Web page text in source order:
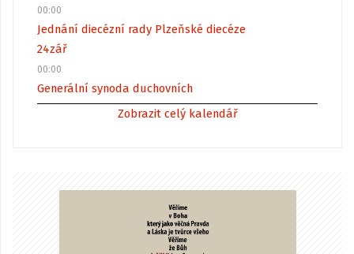
00:00
Jednání diecézní rady Plzeňské diecéze
24zář
00:00
Generální synoda duchovních
Zobrazit celý kalendář